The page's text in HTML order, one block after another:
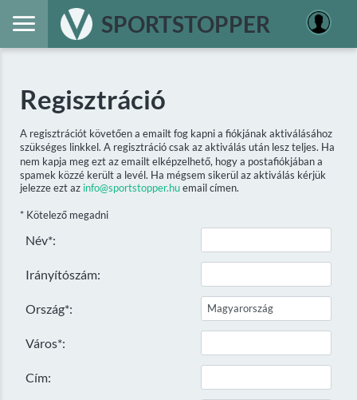
SPORTSTOPPER
Regisztráció
A regisztrációt követően a emailt fog kapni a fiókjának aktiválásához
szükséges linkkel. A regisztráció csak az aktiválás után lesz teljes. Ha
nem kapja meg ezt az emailt elképzelhető, hogy a postafiókjában a
spamek közzé került a levél. Ha mégsem sikerül az aktiválás kérjük
jelezze ezt az info@sportstopper.huemail címen.
* Kötelező megadni
Név*:
Irányítószám:
Ország*:
Város*:
Cím: